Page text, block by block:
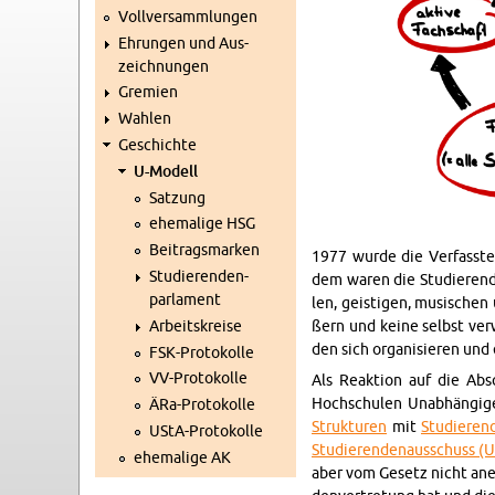
Voll­ver­samm­lun­gen
Eh­run­gen und Aus­
zeich­nun­gen
Gre­mi­en
Wah­len
Ge­schich­te
U-Mo­dell
Sat­zung
ehe­ma­li­ge HSG
Bei­trags­mar­ken
Stu­die­ren­den­
par­la­ment
Ar­beits­krei­se
FSK-Pro­to­kol­le
VV-Pro­to­kol­le
ÄRa-Pro­to­kol­le
US­tA-Pro­to­kol­le
ehe­ma­li­ge AK
1977 wurde die
dem waren die
len, geis­ti­gen,
ßern und keine selbst
den sich or­ga­ni­sie­ren
Als Re­ak­ti­on auf die
Hoch­schu­len
Struk­tu­ren mit
Stu­die­ren­den­aus­schuss
aber vom Ge­setz nicht